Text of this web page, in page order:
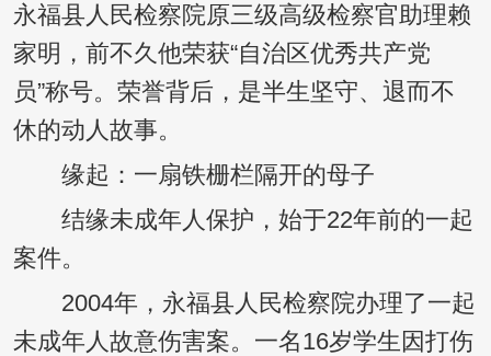
永福县人民检察院原三级高级检察官助理赖
家明，前不久他荣获“自治区优秀共产党
员”称号。荣誉背后，是半生坚守、退而不
休的动人故事。
缘起：一扇铁栅栏隔开的母子
结缘未成年人保护，始于22年前的一起
案件。
2004年，永福县人民检察院办理了一起
未成年人故意伤害案。一名16岁学生因打伤